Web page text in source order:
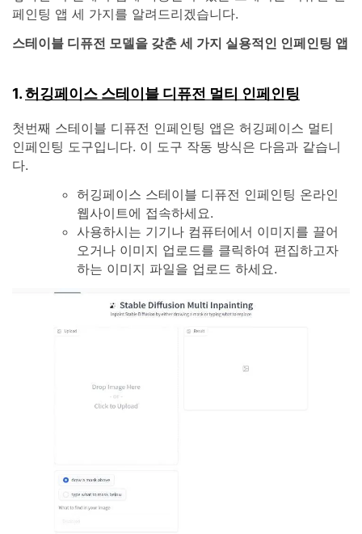
페인팅 앱 세 가지를 알려드리겠습니다.
스테이블 디퓨전 모델을 갖춘 세 가지 실용적인 인페인팅 앱
1.허깅페이스 스테이블 디퓨전 멀티 인페인팅
첫번째 스테이블 디퓨전 인페인팅 앱은 허깅페이스 멀티
인페인팅 도구입니다. 이 도구 작동 방식은 다음과 같습니
다.
허깅페이스 스테이블 디퓨전 인페인팅 온라인
웹사이트에 접속하세요.
사용하시는 기기나 컴퓨터에서 이미지를 끌어
오거나 이미지 업로드를 클릭하여 편집하고자
하는 이미지 파일을 업로드 하세요.